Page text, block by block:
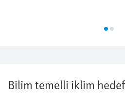
Bilim temelli iklim